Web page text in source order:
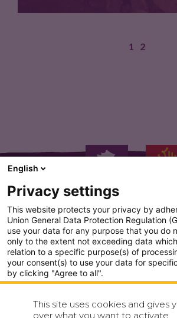
1 2
PLAN DU SITE
CONDITION GENERALE
This site uses cookies and gives
over what you want to activate
English
Privacy settings
This website protects your privacy by
Union General Data Protection Regulation
use your data for any purpose that you do
only to the extent not exceeding data
relation to a specific purpose(s) of
your consent(s) to use your data for
by clicking "Agree to all".
Show detailed settings